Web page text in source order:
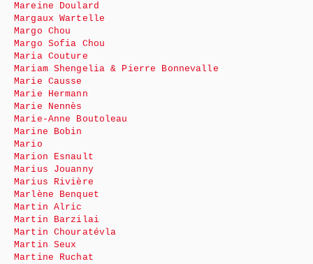
Mareine Doulard
Margaux Wartelle
Margo Chou
Margo Sofia Chou
Maria Couture
Mariam Shengelia & Pierre Bonnevalle
Marie Causse
Marie Hermann
Marie Nennès
Marie-Anne Boutoleau
Marine Bobin
Mario
Marion Esnault
Marius Jouanny
Marius Rivière
Marlène Benquet
Martin Alric
Martin Barzilai
Martin Chouratévla
Martin Seux
Martine Ruchat